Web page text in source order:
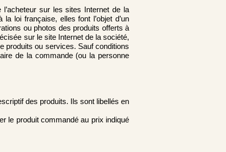
sur les sites Internet de la
loi française, elles font l’objet d’un
ou photos des produits offerts à
sur le site Internet de la société,
produits ou services. Sauf conditions
de la commande (ou la personne
des produits. Ils sont libellés en
le produit commandé au prix indiqué